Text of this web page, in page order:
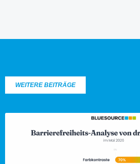
WEITERE BEITRÄGE